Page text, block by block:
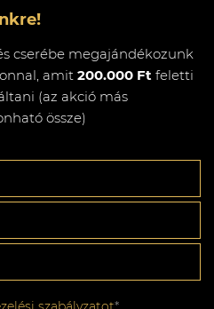
cserébe megajándékozunk
amit 200.000 Ft feletti
(az akció más
össze)